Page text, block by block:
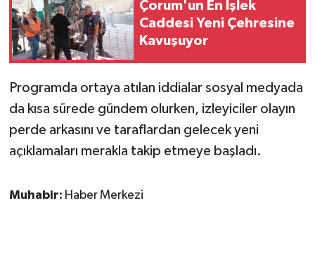
Çorum'un En İşlek
Caddesi Yeni Çehresine
Kavuşuyor
Programda ortaya atılan iddialar sosyal medyada
da kısa sürede gündem olurken, izleyiciler olayın
perde arkasını ve taraflardan gelecek yeni
açıklamaları merakla takip etmeye başladı.
Muhabir: Haber Merkezi